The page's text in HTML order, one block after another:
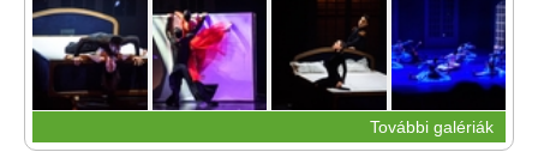
További galériák